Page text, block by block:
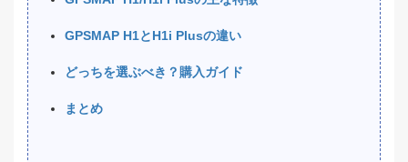
GPSMAP H1とH1i Plusの違い
どっちを選ぶべき？購入ガイド
まとめ